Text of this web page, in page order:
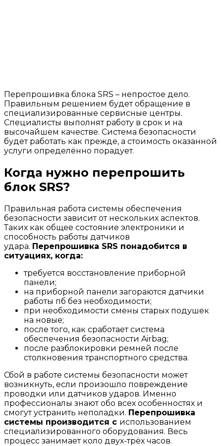
Перепрошивка блока SRS – непростое дело.
Правильным решением будет обращение в
специализированные сервисные центры.
Специалисты выполнят работу в срок и на
высочайшем качестве. Система безопасности
будет работать как прежде, а стоимость оказанной
услуги определённо порадует.
Когда нужно перепрошить
блок SRS?
Правильная работа системы обеспечения
безопасности зависит от нескольких аспектов.
Таких как общее состояние электроники и
способность работы датчиков
удара. Перепрошивка SRS понадобится в
ситуациях, когда:
требуется восстановление приборной
панели;
на приборной панели загораются датчики
работы пб без необходимости;
при необходимости смены старых подушек
на новые;
после того, как сработает система
обеспечения безопасности Airbag;
после разблокировки ремней после
столкновения транспортного средства.
Сбой в работе системы безопасности может
возникнуть, если произошло повреждение
проводки или датчиков ударов. Именно
профессионалы знают обо всех особенностях и
смогут устранить неполадки. Перепрошивка
системы производится с использованием
специализированного оборудования. Весь
процесс занимает коло двух-трёх часов.